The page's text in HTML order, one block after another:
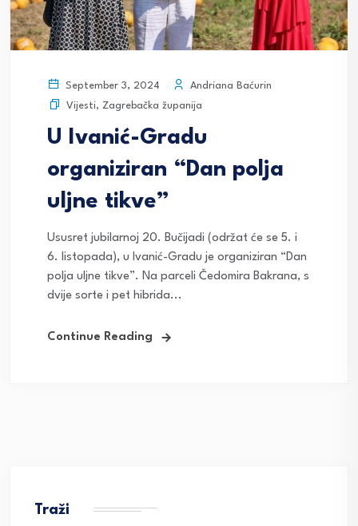
September 3, 2024
Andriana Baćurin
Vijesti, Zagrebačka županija
U Ivanić-Gradu
organiziran “Dan polja
uljne tikve”
Ususret jubilarnoj 20. Bučijadi (održat će se 5. i
6. listopada), u Ivanić-Gradu je organiziran “Dan
polja uljne tikve”. Na parceli Čedomira Bakrana, s
dvije sorte i pet hibrida...
Continue Reading
Traži